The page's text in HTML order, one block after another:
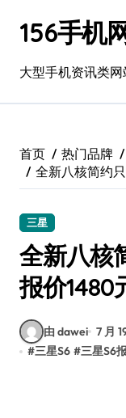
156手机
大型手机资讯类
首页 热门品牌
全新八核简约
三星
全新八核
报价1480
由 dawei 7 月
#三星S6 #三星S6